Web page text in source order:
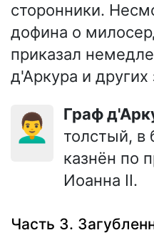
сторонники.
дофина о
приказал
д'Аркура и других
👨‍🦱 граф
толстый, в
казнён по
Иоанна II.
Часть 3.